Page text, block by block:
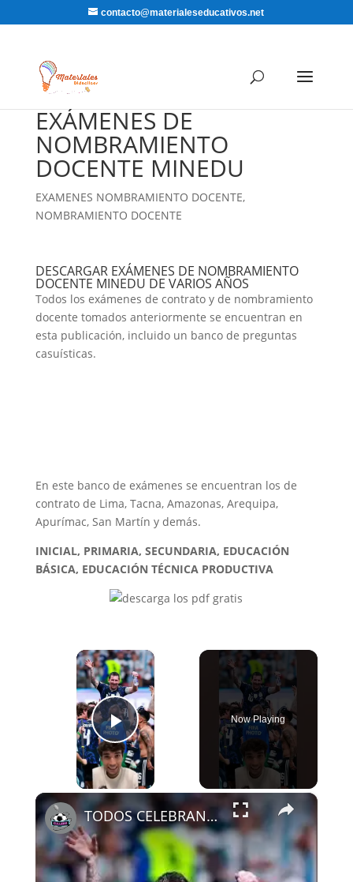
contacto@materialeseducativos.net
EXÁMENES DE
NOMBRAMIENTO
DOCENTE MINEDU
EXAMENES NOMBRAMIENTO DOCENTE,
NOMBRAMIENTO DOCENTE
DESCARGAR EXÁMENES DE NOMBRAMIENTO
DOCENTE MINEDU DE VARIOS AÑOS
Todos los exámenes de contrato y de nombramiento
docente tomados anteriormente se encuentran en
esta publicación, incluido un banco de preguntas
casuísticas.
En este banco de exámenes se encuentran los de
contrato de Lima, Tacna, Amazonas, Arequipa,
Apurímac, San Martín y demás.
INICIAL, PRIMARIA, SECUNDARIA, EDUCACIÓN
BÁSICA, EDUCACIÓN TÉCNICA PRODUCTIVA
×
Play Video
Now Playing
×
TODOS CELEBRAN CON MESSI